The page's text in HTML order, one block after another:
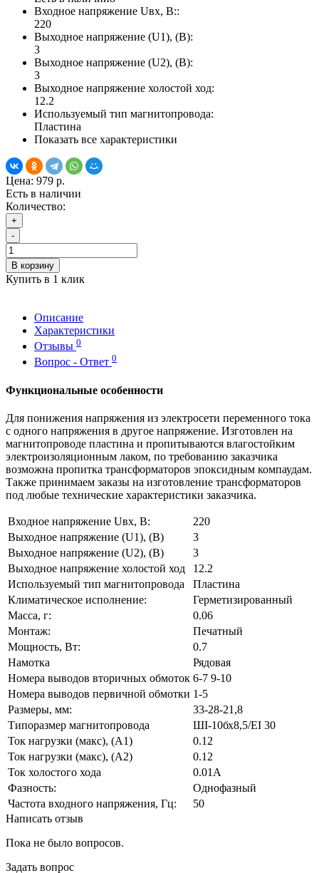
Входное напряжение Uвх, В::
220
Выходное напряжение (U1), (В):
3
Выходное напряжение (U2), (В):
3
Выходное напряжение холостой ход:
12.2
Используемый тип магнитопровода:
Пластина
Показать все характеристики
Цена: 979 р.
Есть в наличии
Количество:
+
-
В корзину
Купить в 1 клик
Описание
Характеристики
Отзывы 0
Вопрос - Ответ 0
Функциональные особенности
Для понижения напряжения из электросети переменного тока
с одного напряжения в другое напряжение. Изготовлен на
магнитопроводе пластина и пропитываются влагостойким
электроизоляционным лаком, по требованию заказчика
возможна пропитка трансформаторов эпоксидным компаудам.
Также принимаем заказы на изготовление трансформаторов
под любые технические характеристики заказчика.
Входное напряжение Uвх, В:
220
Выходное напряжение (U1), (В)
3
Выходное напряжение (U2), (В)
3
Выходное напряжение холостой ход
12.2
Используемый тип магнитопровода
Пластина
Климатическое исполнение:
Герметизированный
Масса, г:
0.06
Монтаж:
Печатный
Мощность, Вт:
0.7
Намотка
Рядовая
Номера выводов вторичных обмоток 6-7 9-10
Номера выводов первичной обмотки 1-5
Размеры, мм:
33-28-21,8
Типоразмер магнитопровода
ШI-10бх8,5/EI 30
Ток нагрузки (макс), (А1)
0.12
Ток нагрузки (макс), (А2)
0.12
Ток холостого хода
0.01А
Фазность:
Однофазный
Частота входного напряжения, Гц:
50
Написать отзыв
Пока не было вопросов.
Задать вопрос